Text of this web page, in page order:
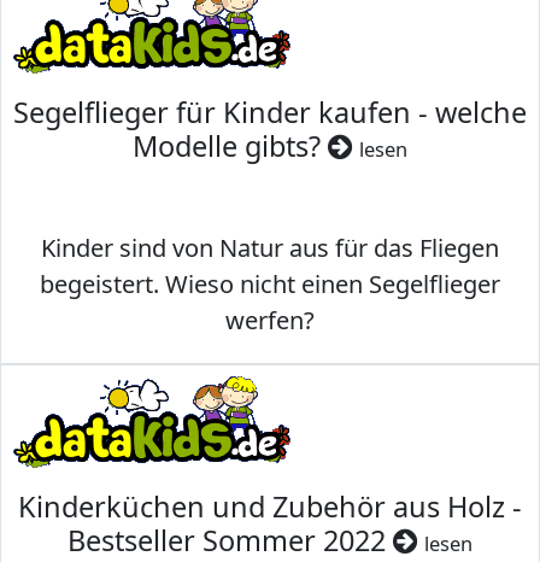
Segelflieger für Kinder kaufen - welche
Modelle gibts?
lesen
Kinder sind von Natur aus für das Fliegen
begeistert. Wieso nicht einen Segelflieger
werfen?
Kinderküchen und Zubehör aus Holz -
Bestseller Sommer 2022
lesen